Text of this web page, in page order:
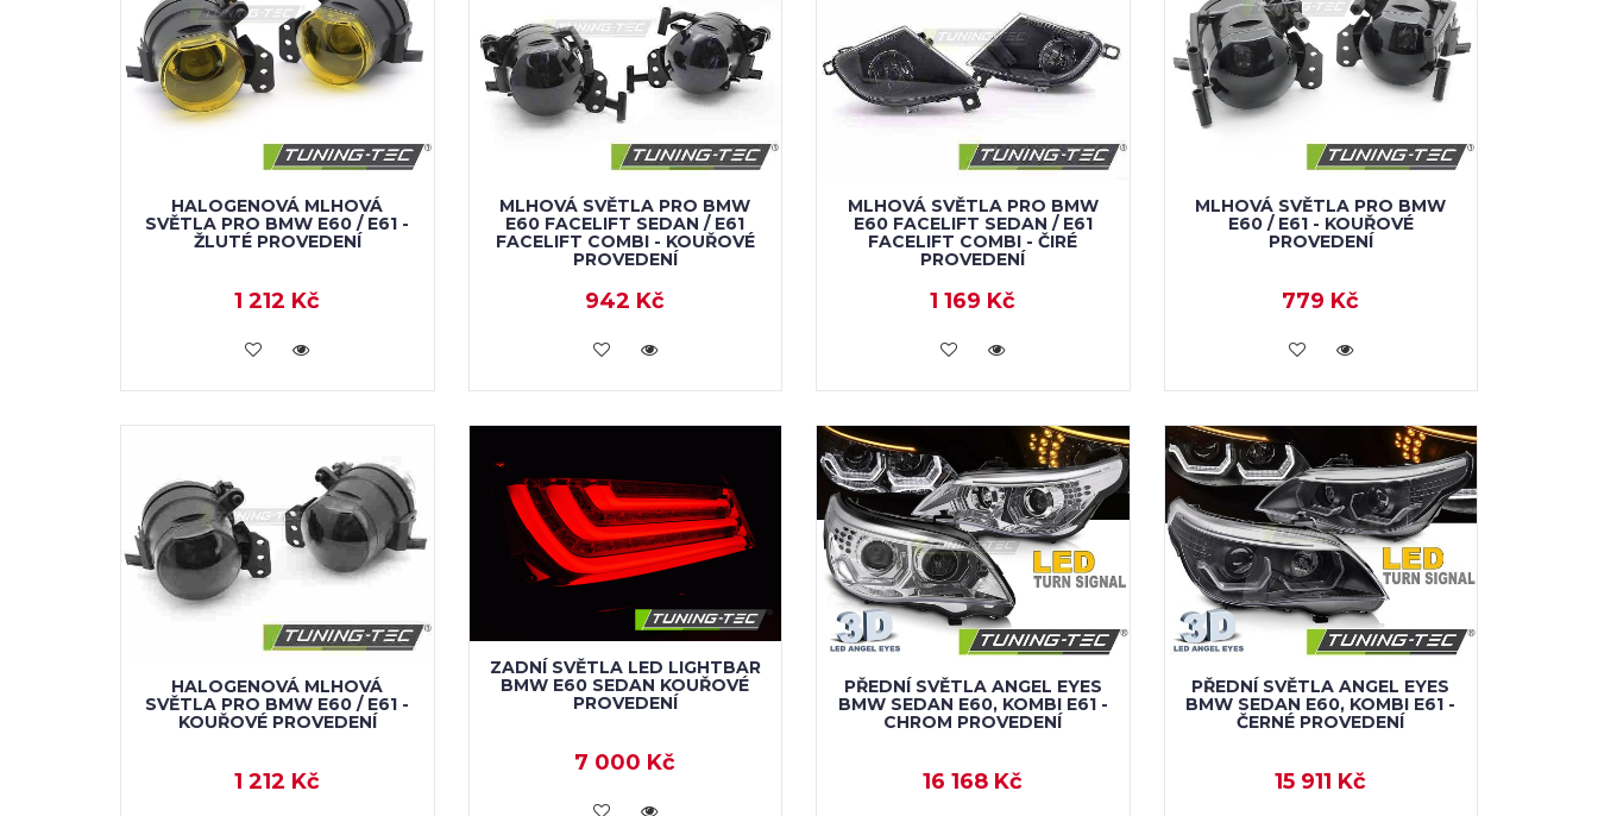
HALOGENOVÁ MLHOVÁ
SVĚTLA PRO BMW E60 / E61 -
ŽLUTÉ PROVEDENÍ
1 212 Kč
KOUPIT
MLHOVÁ SVĚTLA PRO BMW
E60 FACELIFT SEDAN / E61
FACELIFT COMBI - KOUŘOVÉ
PROVEDENÍ
942 Kč
KOUPIT
MLHOVÁ SVĚTLA PRO BMW
E60 FACELIFT SEDAN / E61
FACELIFT COMBI - ČIRÉ
PROVEDENÍ
1 169 Kč
KOUPIT
MLHOVÁ SVĚTLA PRO BMW
E60 / E61 - KOUŘOVÉ
PROVEDENÍ
779 Kč
KOUPIT
HALOGENOVÁ MLHOVÁ
SVĚTLA PRO BMW E60 / E61 -
KOUŘOVÉ PROVEDENÍ
1 212 Kč
ZADNÍ SVĚTLA LED LIGHTBAR
BMW E60 SEDAN KOUŘOVÉ
PROVEDENÍ
7 000 Kč
KOUPIT
PŘEDNÍ SVĚTLA ANGEL EYES
BMW SEDAN E60, KOMBI E61 -
CHROM PROVEDENÍ
16 168 Kč
PŘEDNÍ SVĚTLA ANGEL EYES
BMW SEDAN E60, KOMBI E61 -
ČERNÉ PROVEDENÍ
15 911 Kč